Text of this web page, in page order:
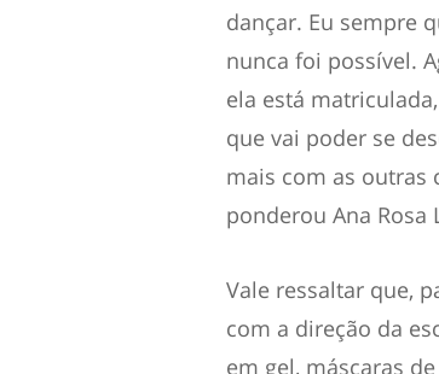
dançar. Eu sempre
nunca foi possível.
ela está
que vai poder se
mais com as outras
ponderou Ana Rosa
Vale ressaltar que,
com a direção da
em gel, máscaras